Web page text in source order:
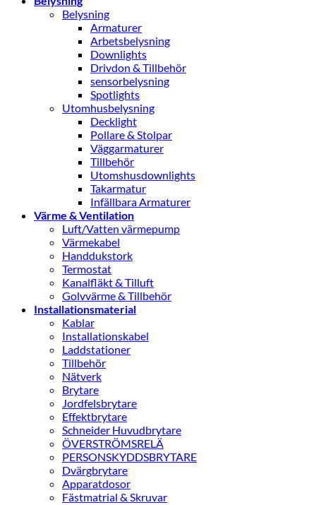
Belysning
Armaturer
Arbetsbelysning
Downlights
Drivdon & Tillbehör
sensorbelysning
Spotlights
Utomhusbelysning
Decklight
Pollare & Stolpar
Väggarmaturer
Tillbehör
Utomshusdownlights
Takarmatur
Infällbara Armaturer
Värme & Ventilation
Luft/Vatten värmepump
Värmekabel
Handdukstork
Termostat
Kanalfläkt & Tilluft
Golvvärme & Tillbehör
Installationsmaterial
Kablar
Installationskabel
Laddstationer
Tillbehör
Nätverk
Brytare
Jordfelsbrytare
Effektbrytare
Schneider Huvudbrytare
ÖVERSTRÖMSRELÄ
PERSONSKYDDSBRYTARE
Dvärgbrytare
Apparatdosor
Fästmatrial & Skruvar